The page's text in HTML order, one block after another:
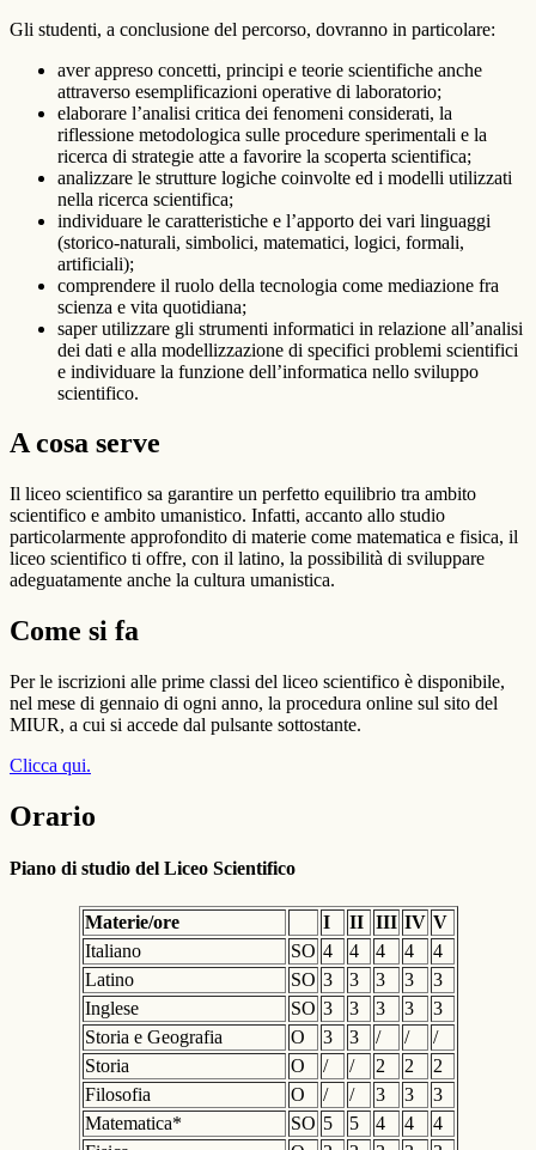
Gli studenti, a conclusione del percorso, dovranno in particolare:
aver appreso concetti, principi e teorie scientifiche anche
attraverso esemplificazioni operative di laboratorio;
elaborare l’analisi critica dei fenomeni considerati, la
riflessione metodologica sulle procedure sperimentali e la
ricerca di strategie atte a favorire la scoperta scientifica;
analizzare le strutture logiche coinvolte ed i modelli utilizzati
nella ricerca scientifica;
individuare le caratteristiche e l’apporto dei vari linguaggi
(storico-naturali, simbolici, matematici, logici, formali,
artificiali);
comprendere il ruolo della tecnologia come mediazione fra
scienza e vita quotidiana;
saper utilizzare gli strumenti informatici in relazione all’analisi
dei dati e alla modellizzazione di specifici problemi scientifici
e individuare la funzione dell’informatica nello sviluppo
scientifico.
A cosa serve
Il liceo scientifico sa garantire un perfetto equilibrio tra ambito
scientifico e ambito umanistico. Infatti, accanto allo studio
particolarmente approfondito di materie come matematica e fisica, il
liceo scientifico ti offre, con il latino, la possibilità di sviluppare
adeguatamente anche la cultura umanistica.
Come si fa
Per le iscrizioni alle prime classi del liceo scientifico è disponibile,
nel mese di gennaio di ogni anno, la procedura online sul sito del
MIUR, a cui si accede dal pulsante sottostante.
Clicca qui.
Orario
Piano di studio del Liceo Scientifico
Materie/ore I II III IV V
Italiano
SO 4 4 4 4
4
Latino
SO 3 3 3 3
3
Inglese
SO 3 3 3 3
3
Storia e Geografia
O 3 3 / /
/
Storia
O / / 2 2
2
Filosofia
O / / 3 3
3
Matematica*
SO 5 5 4 4
4